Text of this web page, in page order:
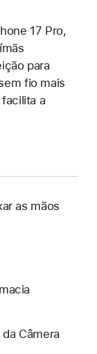
17 Pro,
para
fio mais
a
as mãos
Câmera